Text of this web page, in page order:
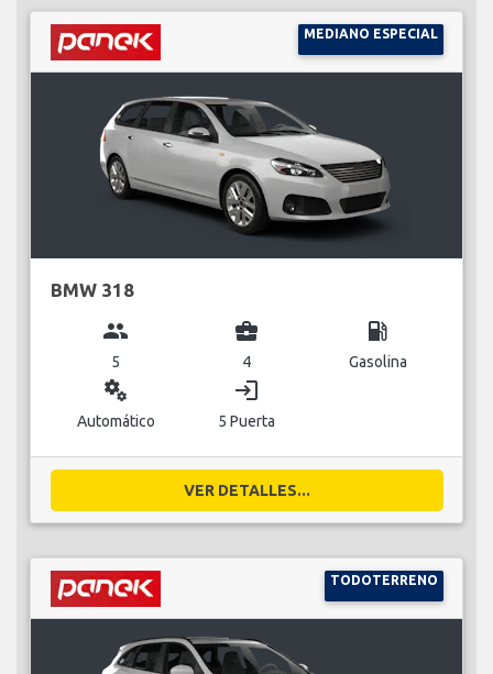
MEDIANO ESPECIAL
BMW 318
group
5
business_center
4
local_gas_station
Gasolina
miscellaneous_services
Automático
login
5 Puerta
VER DETALLES...
TODOTERRENO